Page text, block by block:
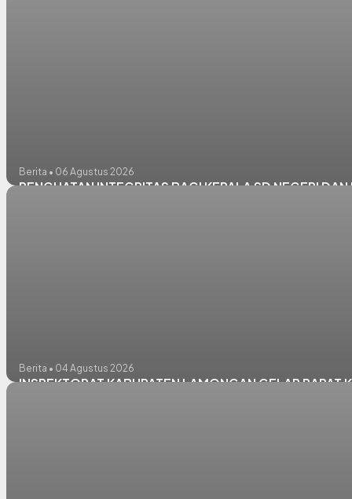
Berita • 06 Agustus 2026
PENGUATAN INTEGRITAS BAGI KEPALA SD NEGERI
Berita • 04 Agustus 2026
INSPEKTORAT KABUPATEN LAMONGAN GELAR